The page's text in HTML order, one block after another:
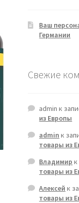
Ваш
Германии
Свежие
admin к
из Европы
admin к
товары из
Владимир
товары из
Алексей к
товары из